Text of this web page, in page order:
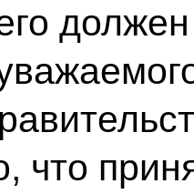
должен
что